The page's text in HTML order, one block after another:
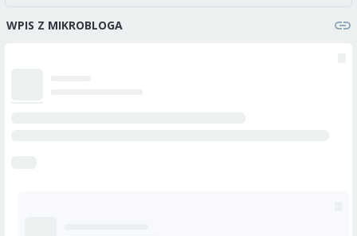
WPIS Z MIKROBLOGA